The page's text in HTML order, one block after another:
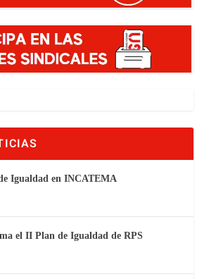
Igualdad en INCATEMA
el II Plan de Igualdad de RPS